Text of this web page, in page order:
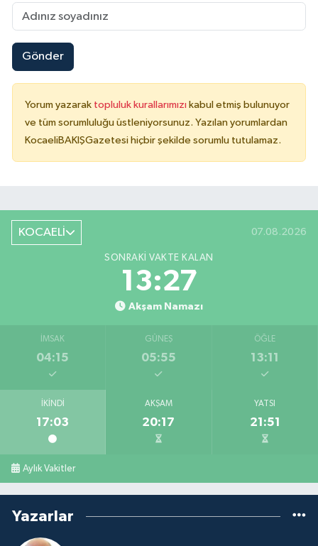
Gönder
Yorum yazarak topluluk kurallarımızı kabul etmiş bulunuyor
ve tüm sorumluluğu üstleniyorsunuz. Yazılan yorumlardan
KocaeliBAKIŞGazetesi hiçbir şekilde sorumlu tutulamaz.
KOCAELİ 07.08.2026
SONRAKI VAKTE KALAN
13:26
Akşam Namazı
İMSAK
04:15
GÜNEŞ
05:55
ÖĞLE
13:11
İKINDI
17:03
AKŞAM
20:17
YATSI
21:51
Aylık Vakitler
Yazarlar